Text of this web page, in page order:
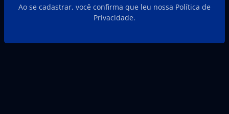
Ao se cadastrar, você confirma que leu nossa Política de
Privacidade.